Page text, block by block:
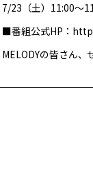
7/23（土）11:00～
■番組公式HP：
MELODYの皆さん